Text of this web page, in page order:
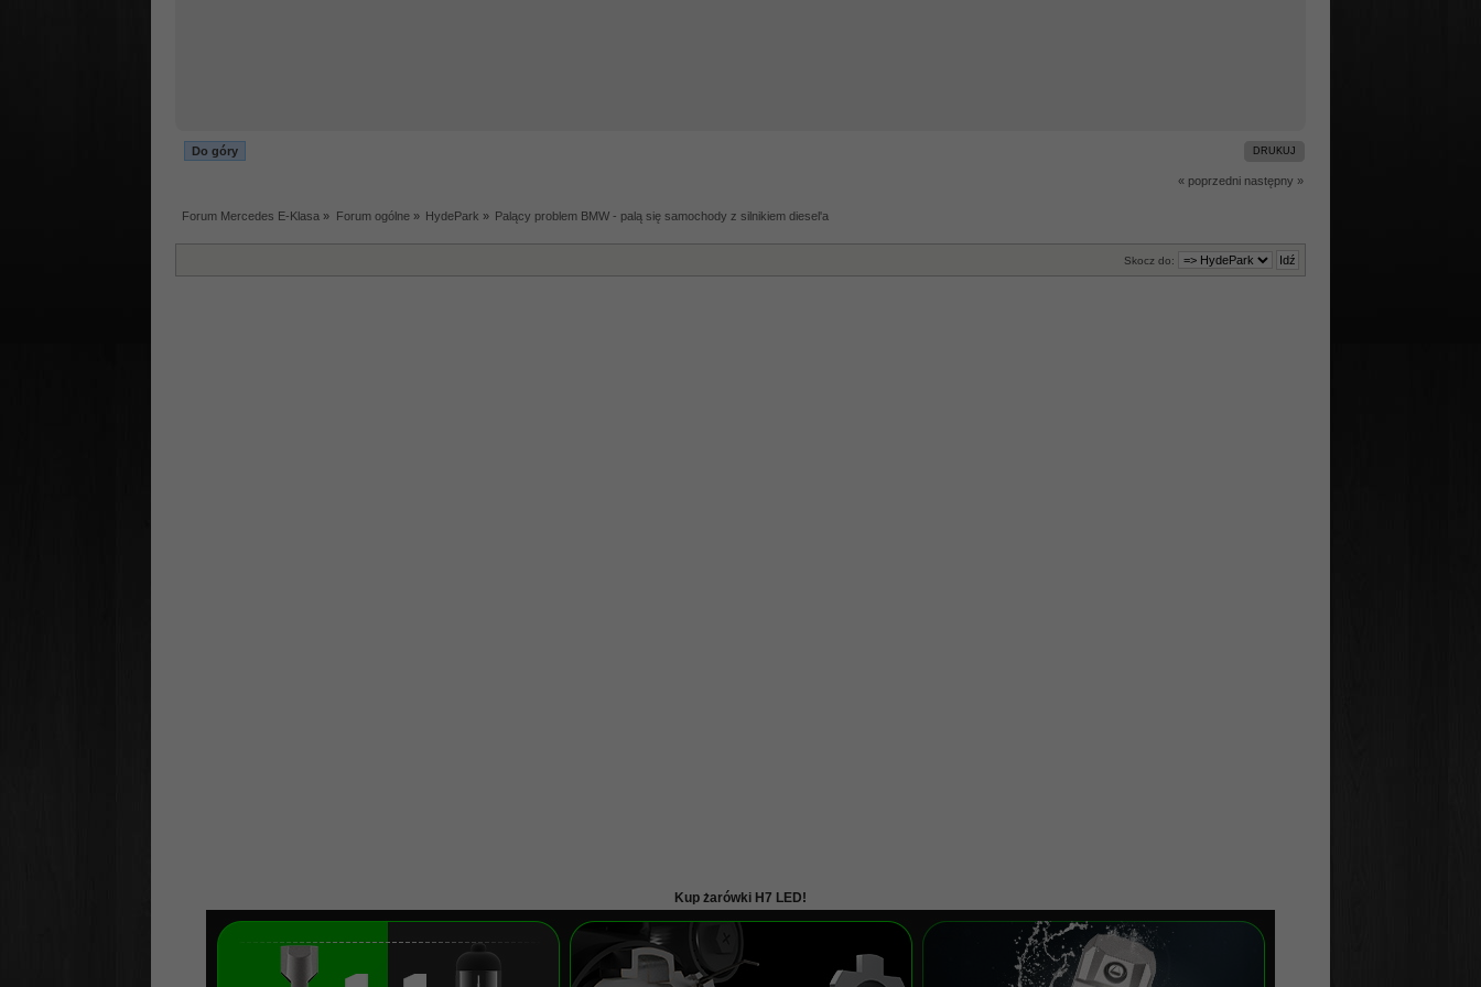
DRUKUJ
Do góry
« poprzedni następny »
Forum Mercedes E-Klasa » Forum ogólne» HydePark » Palący problem BMW - palą się samochody z silnikiem diesel'a
Skocz do:
Kup żarówki H7 LED!